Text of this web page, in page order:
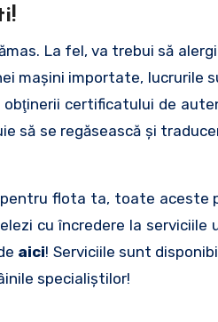
La fel, va trebui să
maşini importate, lucrurile
certificatului de
să se regăsească şi
flota ta, toate aceste
cu încredere la serviciile
aici! Serviciile sunt
specialiştilor!